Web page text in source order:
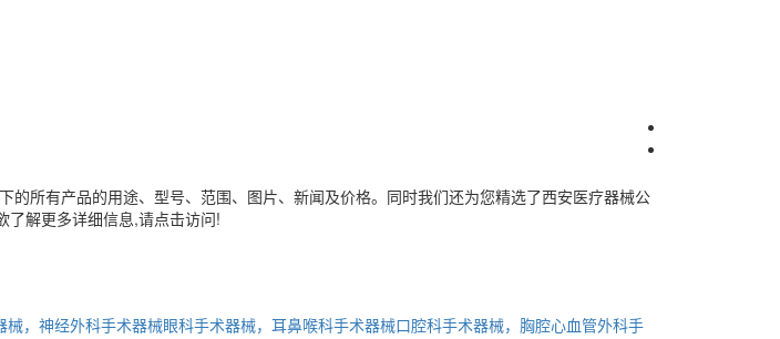
下的所有产品的用途、型号、范围、图片、新闻及价格。同时我们还为您精选了西安医疗器械公
了解更多详细信息,请点击访问!
，神经外科手术器械眼科手术器械，耳鼻喉科手术器械口腔科手术器械，胸腔心血管外科手